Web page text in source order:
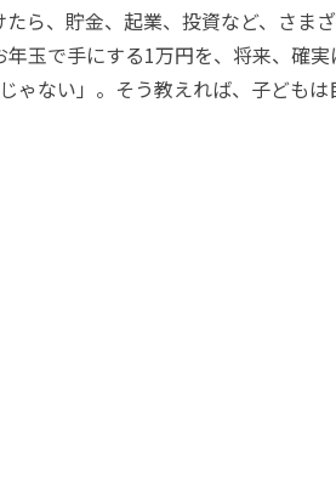
ら、貯金、起業、投資など、さま
玉で手にする1万円を、将来、確
ゃない」。そう教えれば、子ども